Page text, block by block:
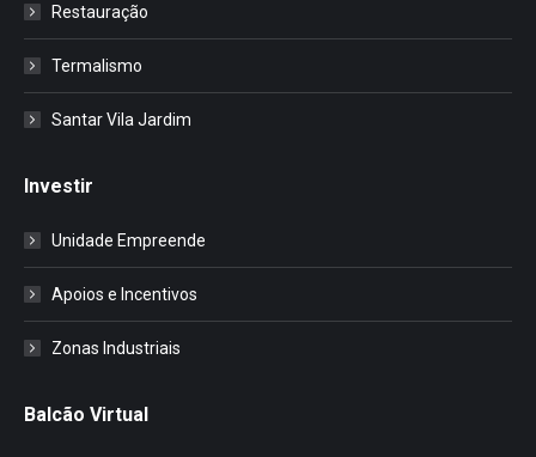
Restauração
Termalismo
Santar Vila Jardim
Investir
Unidade Empreende
Apoios e Incentivos
Zonas Industriais
Balcão Virtual